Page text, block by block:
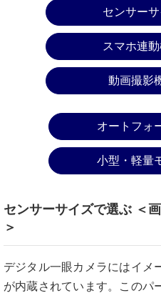
センサー
スマホ連
動画撮影
オートフォ
小型・軽量
センサーサイズで選ぶ ＜
＞
デジタル一眼カメラにはイメ
が内蔵されています。このパ